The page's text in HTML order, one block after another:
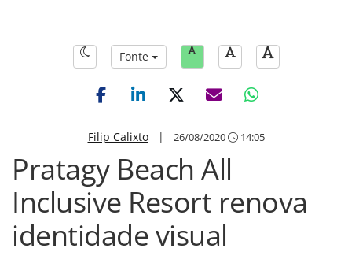
Fonte
Filip Calixto| 26/08/2020 14:05
Pratagy Beach All
Inclusive Resort renova
identidade visual